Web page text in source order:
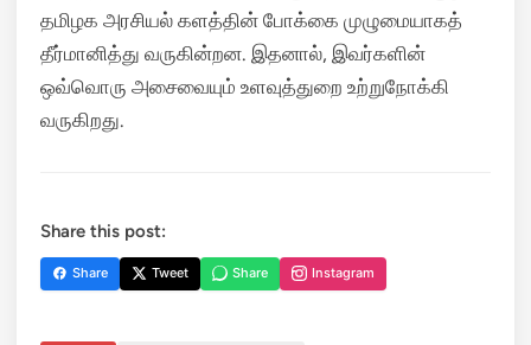
தமிழக அரசியல் களத்தின் போக்கை முழுமையாகத்
தீர்மானித்து வருகின்றன. இதனால், இவர்களின்
ஒவ்வொரு அசைவையும் உளவுத்துறை உற்றுநோக்கி
வருகிறது.
Share this post:
Share Tweet Share Instagram